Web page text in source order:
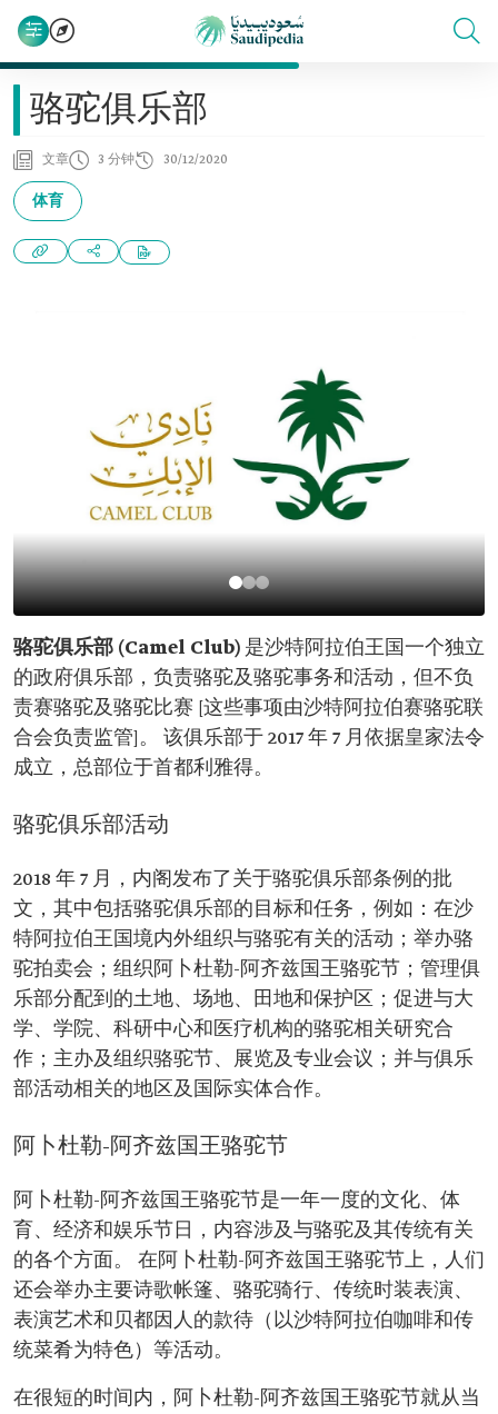
骆驼俱乐部
文章 3 分钟 30/12/2020
体育
骆驼俱乐部 (Camel Club) 是沙特阿拉伯王国一个独立
的政府俱乐部，负责骆驼及骆驼事务和活动，但不负
责赛骆驼及骆驼比赛 [这些事项由沙特阿拉伯赛骆驼联
合会负责监管]。 该俱乐部于 2017 年 7 月依据皇家法令
成立，总部位于首都利雅得。
骆驼俱乐部活动
2018 年 7 月，内阁发布了关于骆驼俱乐部条例的批
文，其中包括骆驼俱乐部的目标和任务，例如：在沙
特阿拉伯王国境内外组织与骆驼有关的活动；举办骆
驼拍卖会；组织阿卜杜勒-阿齐兹国王骆驼节；管理俱
乐部分配到的土地、场地、田地和保护区；促进与大
学、学院、科研中心和医疗机构的骆驼相关研究合
作；主办及组织骆驼节、展览及专业会议；并与俱乐
部活动相关的地区及国际实体合作。
阿卜杜勒-阿齐兹国王骆驼节
阿卜杜勒-阿齐兹国王骆驼节是一年一度的文化、体
育、经济和娱乐节日，内容涉及与骆驼及其传统有关
的各个方面。 在阿卜杜勒-阿齐兹国王骆驼节上，人们
还会举办主要诗歌帐篷、骆驼骑行、传统时装表演、
表演艺术和贝都因人的款待（以沙特阿拉伯咖啡和传
统菜肴为特色）等活动。
在很短的时间内，阿卜杜勒-阿齐兹国王骆驼节就从当